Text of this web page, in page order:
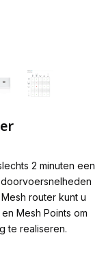
2 minuten een
router kunt u
Mesh Points om
te realiseren.